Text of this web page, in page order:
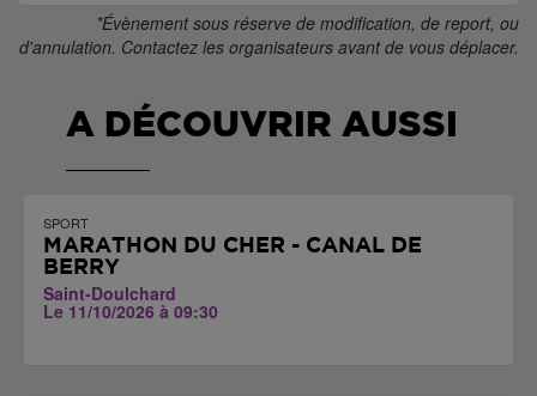
*Évènement sous réserve de modification, de report, ou
d'annulation. Contactez les organisateurs avant de vous déplacer.
A DÉCOUVRIR AUSSI
SPORT
MARATHON DU CHER - CANAL DE
BERRY
Saint-Doulchard
Le 11/10/2026 à 09:30